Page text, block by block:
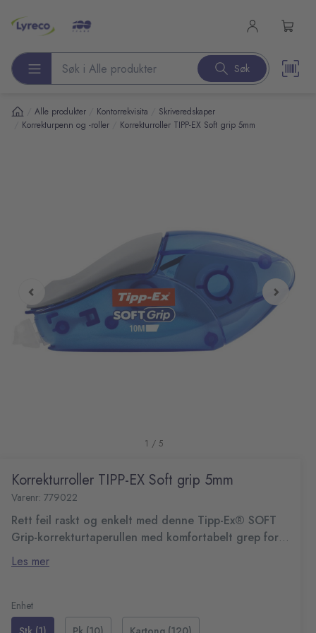
Søk etter produkter Søk
Alle produkter Kontorrekvisita Skriveredskaper
Korrekturpenn og -roller Korrekturroller TIPP-EX Soft grip 5mm
1 / 5
Korrekturroller TIPP-EX Soft grip 5mm
Varenr: 779022
Rett feil raskt og enkelt med denne Tipp-Ex® SOFT
Grip-korrekturtaperullen med komfortabelt grep for å
gi deg bedre kontroll.
Korrekturtapen gir nøyaktig, pen korrigering, og tapen
påføres tørr slik at du kan skrive over med det samme.
mye tape du har igjen
Les mer
Enhet